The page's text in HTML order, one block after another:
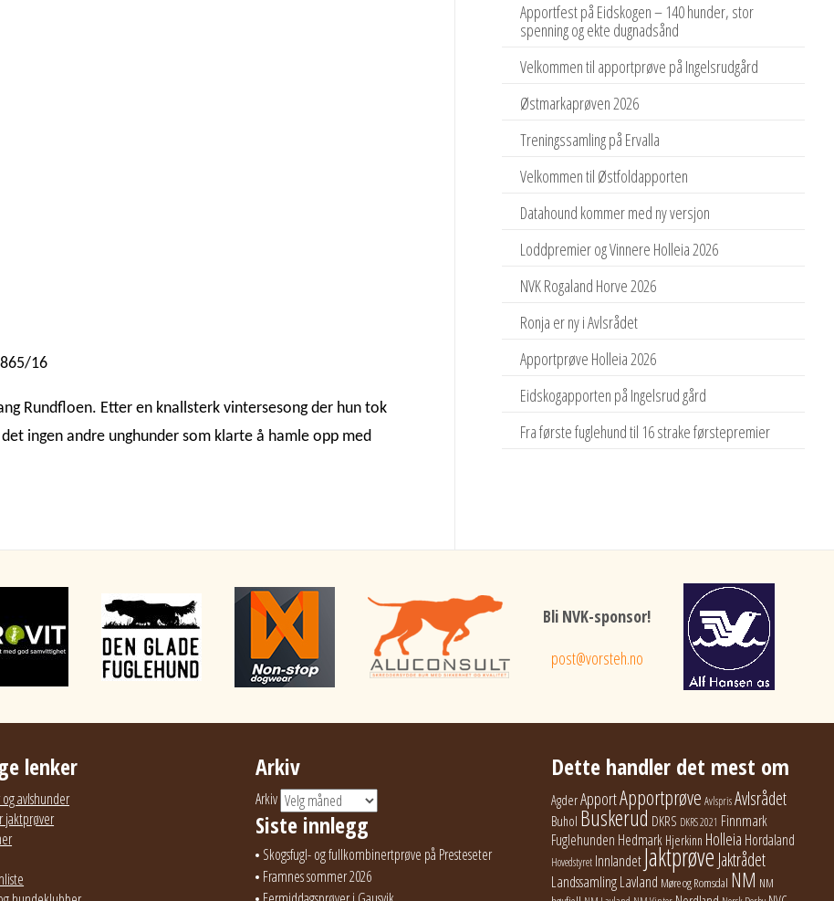
16
Rundfloen. Etter en knallsterk vintersesong der hun tok
ingen andre unghunder som klarte å hamle opp med
Apportfest på Eidskogen – 140 hunder, stor
spenning og ekte dugnadsånd
Velkommen til apportprøve på Ingelsrudgård
Østmarkaprøven 2026
Treningssamling på Ervalla
Velkommen til Østfoldapporten
Datahound kommer med ny versjon
Loddpremier og Vinnere Holleia 2026
NVK Rogaland Horve 2026
Ronja er ny i Avlsrådet
Apportprøve Holleia 2026
Eidskogapporten på Ingelsrud gård
Fra første fuglehund til 16 strake førstepremier
Bli NVK-sponsor!
post@vorsteh.no
lenker
avlshunder
jaktprøver
Arkiv
Arkiv
Siste innlegg
Skogsfugl- og fullkombinertprøve på Presteseter
Framnes sommer 2026
Dette handler det mest om
AgderApportApportprøve AvlsprisAvlsrådet
Buhol Buskerud DKRS DKRS 2021 Finnmark
Fuglehunden Hedmark Hjerkinn Holleia Hordaland
Hovedstyret InnlandetJaktprøve Jaktrådet
LandssamlingLavland Møre og Romsdal NM NM